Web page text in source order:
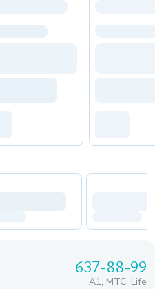
637-88-99
A1, МТС, Life